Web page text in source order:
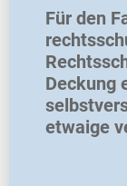
Für den
Deckung
etwaige